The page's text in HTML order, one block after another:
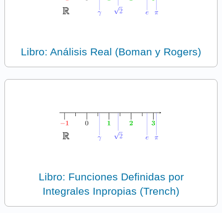
Libro: Análisis Real (Boman y Rogers)
Libro: Funciones Definidas por
Integrales Inpropias (Trench)